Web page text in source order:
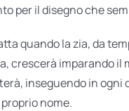
per il disegno che
quando la zia, da
crescerà imparando il
inseguendo in
nome.